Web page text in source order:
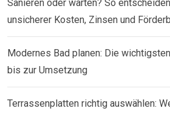
Sanieren oder warten? So
unsicherer Kosten, Zinsen und
Modernes Bad planen: Die
bis zur Umsetzung
Terrassenplatten richtig auswählen: